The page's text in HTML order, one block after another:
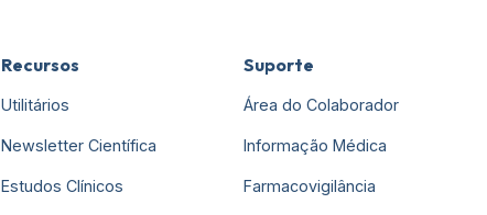
Recursos
Utilitários
Newsletter Científica
Estudos Clínicos
Suporte
Área do Colaborador
Informação Médica
Farmacovigilância